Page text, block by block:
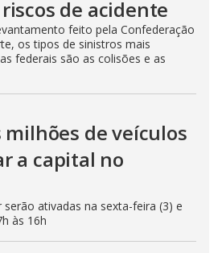
de acidente
feito pela Confederação
os tipos de sinistros mais
federais são as colisões e as
milhões de veículos
a capital no
serão ativadas na sexta-feira (3) e
às 16h